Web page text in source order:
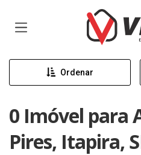
Página
Ordenar
0 Imóvel para
Pires, Itapira,